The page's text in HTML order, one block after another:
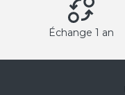
Échange 1 an